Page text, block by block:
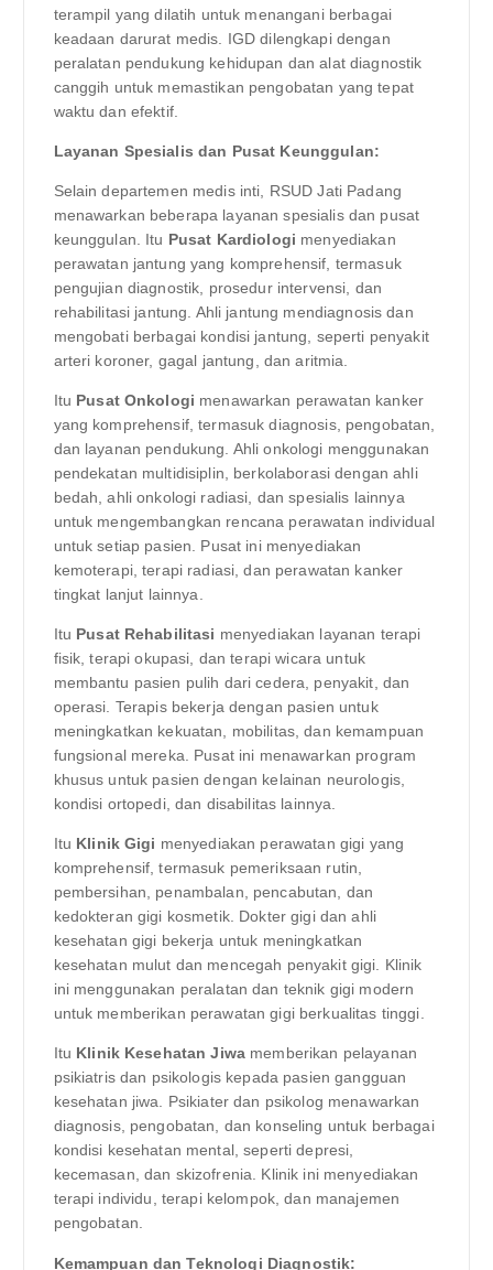
terampil yang dilatih untuk menangani berbagai
keadaan darurat medis. IGD dilengkapi dengan
peralatan pendukung kehidupan dan alat diagnostik
canggih untuk memastikan pengobatan yang tepat
waktu dan efektif.
Layanan Spesialis dan Pusat Keunggulan:
Selain departemen medis inti, RSUD Jati Padang
menawarkan beberapa layanan spesialis dan pusat
keunggulan. Itu Pusat Kardiologi menyediakan
perawatan jantung yang komprehensif, termasuk
pengujian diagnostik, prosedur intervensi, dan
rehabilitasi jantung. Ahli jantung mendiagnosis dan
mengobati berbagai kondisi jantung, seperti penyakit
arteri koroner, gagal jantung, dan aritmia.
Itu Pusat Onkologi menawarkan perawatan kanker
yang komprehensif, termasuk diagnosis, pengobatan,
dan layanan pendukung. Ahli onkologi menggunakan
pendekatan multidisiplin, berkolaborasi dengan ahli
bedah, ahli onkologi radiasi, dan spesialis lainnya
untuk mengembangkan rencana perawatan individual
untuk setiap pasien. Pusat ini menyediakan
kemoterapi, terapi radiasi, dan perawatan kanker
tingkat lanjut lainnya.
Itu Pusat Rehabilitasi menyediakan layanan terapi
fisik, terapi okupasi, dan terapi wicara untuk
membantu pasien pulih dari cedera, penyakit, dan
operasi. Terapis bekerja dengan pasien untuk
meningkatkan kekuatan, mobilitas, dan kemampuan
fungsional mereka. Pusat ini menawarkan program
khusus untuk pasien dengan kelainan neurologis,
kondisi ortopedi, dan disabilitas lainnya.
Itu Klinik Gigi menyediakan perawatan gigi yang
komprehensif, termasuk pemeriksaan rutin,
pembersihan, penambalan, pencabutan, dan
kedokteran gigi kosmetik. Dokter gigi dan ahli
kesehatan gigi bekerja untuk meningkatkan
kesehatan mulut dan mencegah penyakit gigi. Klinik
ini menggunakan peralatan dan teknik gigi modern
untuk memberikan perawatan gigi berkualitas tinggi.
Itu Klinik Kesehatan Jiwa memberikan pelayanan
psikiatris dan psikologis kepada pasien gangguan
kesehatan jiwa. Psikiater dan psikolog menawarkan
diagnosis, pengobatan, dan konseling untuk berbagai
kondisi kesehatan mental, seperti depresi,
kecemasan, dan skizofrenia. Klinik ini menyediakan
terapi individu, terapi kelompok, dan manajemen
pengobatan.
Kemampuan dan Teknologi Diagnostik: